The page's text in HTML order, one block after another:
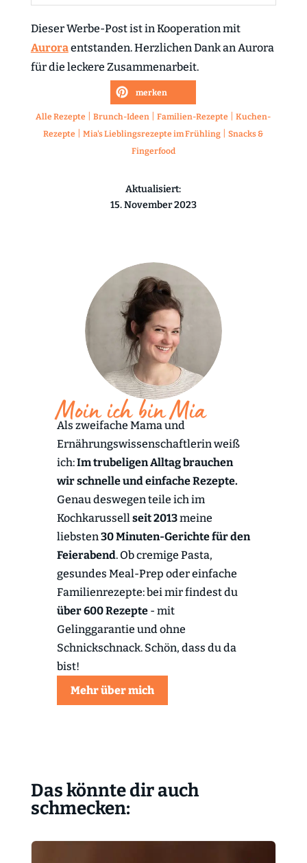
Dieser Werbe-Post ist in Kooperation mit
Auroraentstanden. Herzlichen Dank an Aurora
für die leckere Zusammenarbeit.
merken
Alle Rezepte |Brunch-Ideen |Familien-Rezepte |Kuchen-
Rezepte
|Mia's Lieblingsrezepte im Frühling |Snacks &
Fingerfood
Aktualisiert:
15. November 2023
Moin ich bin Mia
Als zweifache Mama und
Ernährungswissenschaftlerin weiß
ich:Im trubeligen Alltag brauchen
wir schnelle und einfache Rezepte.
Genau deswegen teile ich im
Kochkarussellseit 2013meine
liebsten30 Minuten-Gerichte für den
Feierabend. Ob cremige Pasta,
gesundes Meal-Prep oder einfache
Familienrezepte: bei mir findest du
über 600 Rezepte- mit
Gelinggarantie und ohne
Schnickschnack. Schön, dass du da
bist!
Mehr über mich
Das könnte dir auch
schmecken: